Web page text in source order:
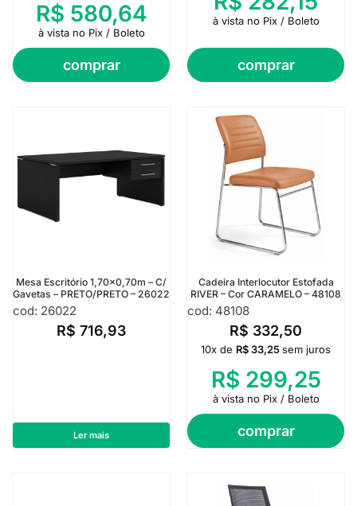
comprar
R$ 580,64
à vista no Pix / Boleto
comprar
à vista no Pix / Boleto
Mesa Escritório 1,70×0,70m – C/
Gavetas – PRETO/PRETO – 26022
cod: 26022
R$ 716,93
Ler mais
Cadeira Interlocutor Estofada
RIVER – Cor CARAMELO – 48108
cod: 48108
R$ 332,50
comprar
10x de R$33,25sem juros
R$ 299,25
à vista no Pix / Boleto